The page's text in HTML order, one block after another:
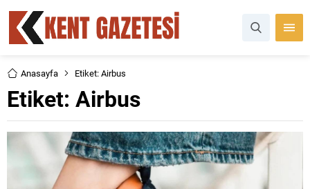
Anasayfa Etiket: Airbus
Etiket: Airbus